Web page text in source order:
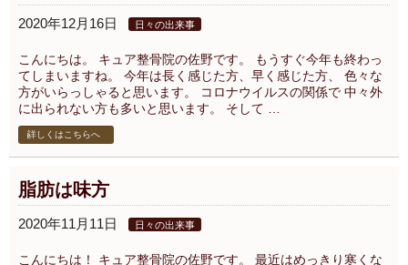
2020年12月16日 日々の出来事
こんにちは。 キュア整骨院の佐野です。 もうすぐ今年も終わっ
てしまいますね。 今年は長く感じた方、早く感じた方、 色々な
方がいらっしゃると思います。 コロナウイルスの関係で 中々外
に出られない方も多いと思います。 そして …
詳しくはこちらへ
脂肪は味方
2020年11月11日 日々の出来事
こんにちは！ キュア整骨院の佐野です。 最近はめっきり寒くな